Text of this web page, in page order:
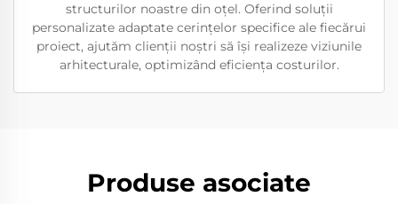
structurilor noastre din oțel. Oferind soluții
personalizate adaptate cerințelor specifice ale fiecărui
proiect, ajutăm clienții noștri să își realizeze viziunile
arhitecturale, optimizând eficiența costurilor.
Produse asociate